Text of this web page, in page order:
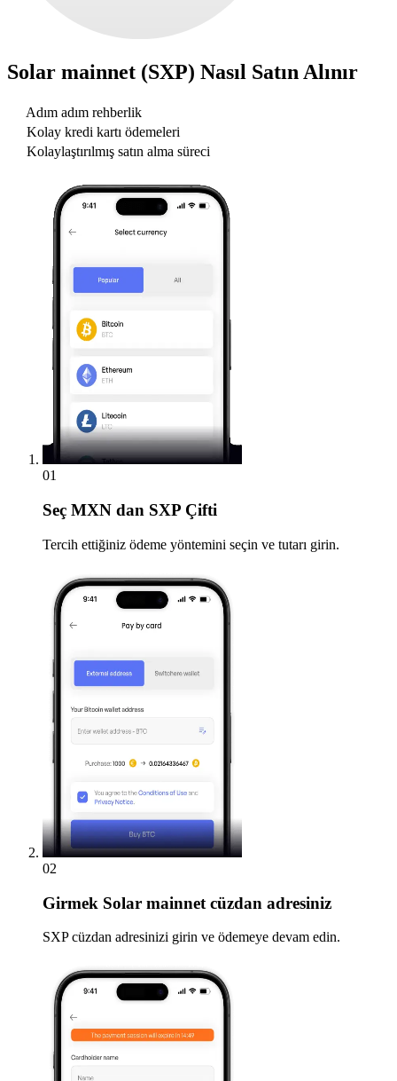
Solar mainnet (SXP) Nasıl Satın Alınır
Adım adım rehberlik
Kolay kredi kartı ödemeleri
Kolaylaştırılmış satın alma süreci
01
Seç MXN dan SXP Çifti
Tercih ettiğiniz ödeme yöntemini seçin ve tutarı girin.
02
Girmek Solar mainnet cüzdan adresiniz
SXP cüzdan adresinizi girin ve ödemeye devam edin.